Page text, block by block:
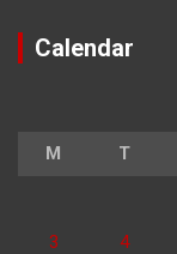
Calendar
M T
3 4